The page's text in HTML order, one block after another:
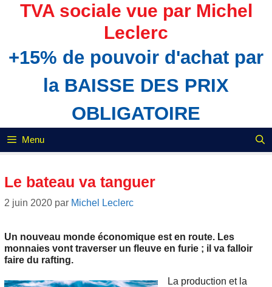
TVA sociale vue par Michel
Leclerc
+15% de pouvoir d'achat par
la BAISSE DES PRIX
OBLIGATOIRE
Menu
Le bateau va tanguer
2 juin 2020 par Michel Leclerc
Un nouveau monde économique est en route. Les
monnaies vont traverser un fleuve en furie ; il va falloir
faire du rafting.
La production et la